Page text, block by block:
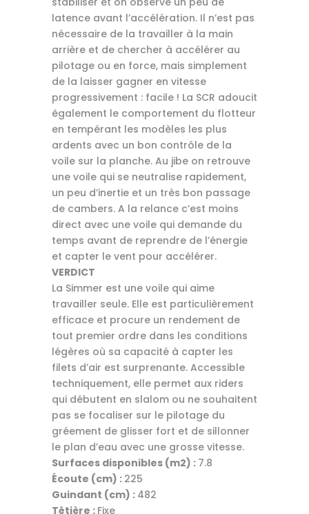
latence avant l’accélération. Il n’est pas
nécessaire de la travailler à la main
arrière et de chercher à accélérer au
pilotage ou en force, mais simplement
de la laisser gagner en vitesse
progressivement : facile ! La SCR adoucit
également le comportement du flotteur
en tempérant les modèles les plus
ardents avec un bon contrôle de la
voile sur la planche. Au jibe on retrouve
une voile qui se neutralise rapidement,
un peu d’inertie et un très bon passage
de cambers. A la relance c’est moins
direct avec une voile qui demande du
temps avant de reprendre de l’énergie
et capter le vent pour accélérer.
VERDICT
La Simmer est une voile qui aime
travailler seule. Elle est particulièrement
efficace et procure un rendement de
tout premier ordre dans les conditions
légères où sa capacité à capter les
filets d’air est surprenante. Accessible
techniquement, elle permet aux riders
qui débutent en slalom ou ne souhaitent
pas se focaliser sur le pilotage du
gréement de glisser fort et de sillonner
le plan d’eau avec une grosse vitesse.
Surfaces disponibles (m2) : 7.8
Écoute (cm) : 225
Guindant (cm) : 482
Têtière : Fixe